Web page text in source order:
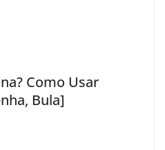
Como Usar
Bula]